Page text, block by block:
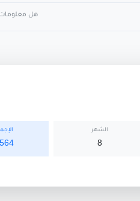
هل معلومات
الشهر
8